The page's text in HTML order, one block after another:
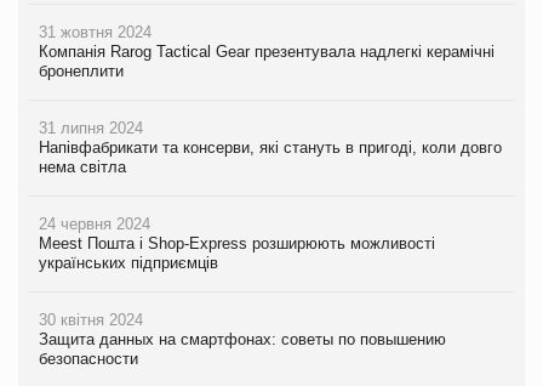
31 жовтня 2024
Компанія Rarog Tactical Gear презентувала надлегкі керамічні
бронеплити
31 липня 2024
Напівфабрикати та консерви, які стануть в пригоді, коли довго
нема світла
24 червня 2024
Meest Пошта і Shop-Express розширюють можливості
українських підприємців
30 квітня 2024
Защита данных на смартфонах: советы по повышению
безопасности